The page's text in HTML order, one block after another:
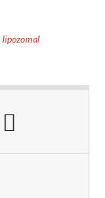
lipozomal